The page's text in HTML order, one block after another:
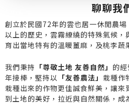
聊聊我
創立於民國72年的雲也居一休閒農
以上的歷史，雲霧繚繞的特殊氣候，
育出當地特有的溫暖薑麻，及桃李蔬
我們秉持 「尊敬土地 友善自然」 的
年接棒，堅持以 「友善農法」 栽種作
栽種出來的作物更佳誠食鮮美，讓來
到土地的美好，拉近與自然關係，成